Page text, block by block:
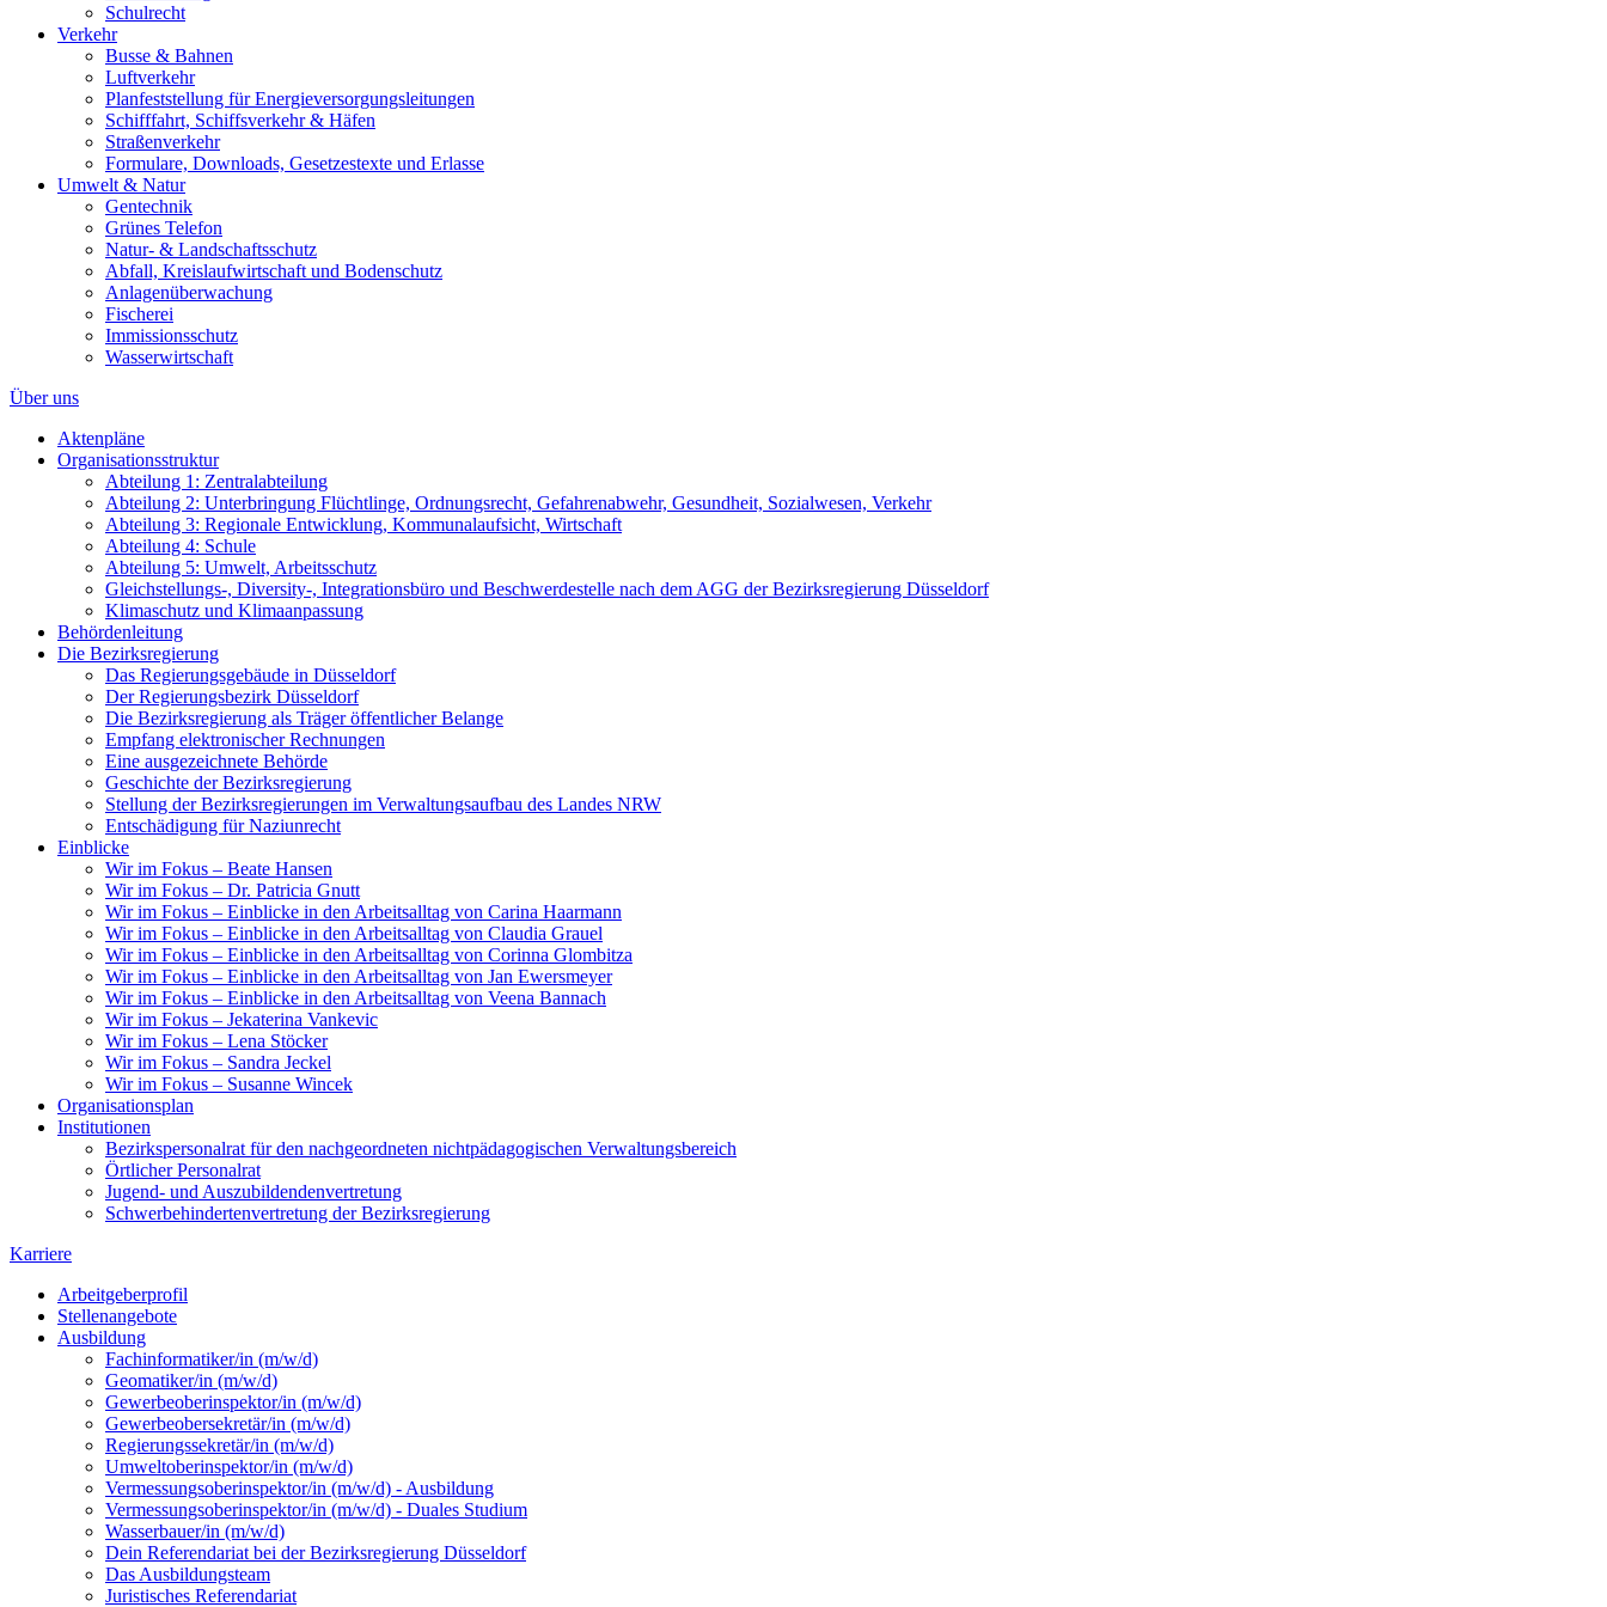
Schulrecht
Verkehr
Busse & Bahnen
Luftverkehr
Planfeststellung für Energieversorgungsleitungen
Schifffahrt, Schiffsverkehr & Häfen
Straßenverkehr
Formulare, Downloads, Gesetzestexte und Erlasse
Umwelt & Natur
Gentechnik
Grünes Telefon
Natur- & Landschaftsschutz
Abfall, Kreislaufwirtschaft und Bodenschutz
Anlagenüberwachung
Fischerei
Immissionsschutz
Wasserwirtschaft
Über uns
Aktenpläne
Organisationsstruktur
Abteilung 1: Zentralabteilung
Abteilung 2: Unterbringung Flüchtlinge, Ordnungsrecht, Gefahrenabwehr, Gesundheit, Sozialwesen, Verkehr
Abteilung 3: Regionale Entwicklung, Kommunalaufsicht, Wirtschaft
Abteilung 4: Schule
Abteilung 5: Umwelt, Arbeitsschutz
Gleichstellungs-, Diversity-, Integrationsbüro und Beschwerdestelle nach dem AGG der Bezirksregierung Düsseldorf
Klimaschutz und Klimaanpassung
Behördenleitung
Die Bezirksregierung
Das Regierungsgebäude in Düsseldorf
Der Regierungsbezirk Düsseldorf
Die Bezirksregierung als Träger öffentlicher Belange
Empfang elektronischer Rechnungen
Eine ausgezeichnete Behörde
Geschichte der Bezirksregierung
Stellung der Bezirksregierungen im Verwaltungsaufbau des Landes NRW
Entschädigung für Naziunrecht
Einblicke
Wir im Fokus – Beate Hansen
Wir im Fokus – Dr. Patricia Gnutt
Wir im Fokus – Einblicke in den Arbeitsalltag von Carina Haarmann
Wir im Fokus – Einblicke in den Arbeitsalltag von Claudia Grauel
Wir im Fokus – Einblicke in den Arbeitsalltag von Corinna Glombitza
Wir im Fokus – Einblicke in den Arbeitsalltag von Jan Ewersmeyer
Wir im Fokus – Einblicke in den Arbeitsalltag von Veena Bannach
Wir im Fokus – Jekaterina Vankevic
Wir im Fokus – Lena Stöcker
Wir im Fokus – Sandra Jeckel
Wir im Fokus – Susanne Wincek
Organisationsplan
Institutionen
Bezirkspersonalrat für den nachgeordneten nichtpädagogischen Verwaltungsbereich
Örtlicher Personalrat
Jugend- und Auszubildendenvertretung
Schwerbehindertenvertretung der Bezirksregierung
Karriere
Arbeitgeberprofil
Stellenangebote
Ausbildung
Fachinformatiker/in (m/w/d)
Geomatiker/in (m/w/d)
Gewerbeoberinspektor/in (m/w/d)
Gewerbeobersekretär/in (m/w/d)
Regierungssekretär/in (m/w/d)
Umweltoberinspektor/in (m/w/d)
Vermessungsoberinspektor/in (m/w/d) - Ausbildung
Vermessungsoberinspektor/in (m/w/d) - Duales Studium
Wasserbauer/in (m/w/d)
Dein Referendariat bei der Bezirksregierung Düsseldorf
Das Ausbildungsteam
Juristisches Referendariat